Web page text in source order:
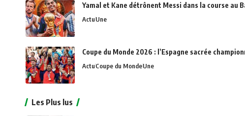
Yamal et Kane détrônent Messi dans la course au
ActuUne
Coupe du Monde 2026 : l’Espagne sacrée
ActuCoupe du MondeUne
Les Plus lus